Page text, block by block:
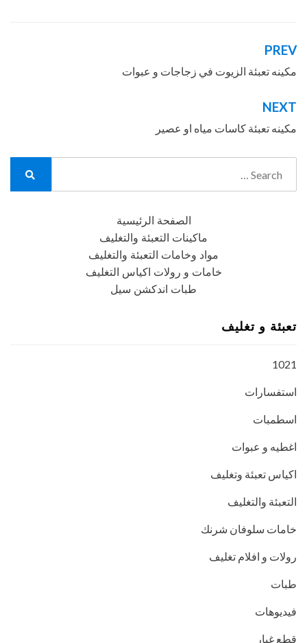
تصفّح
المقالات
PREV
مكينه تعبئة الزيوت في زجاجات و عبوات
NEXT
مكينه تعبئة كاسات مياه او عصير
الصفحة الرئيسية
ماكينات التعبئة والتغليف
مواد وخامات التعبئة والتغليف
خامات و رولات اكياس التغليف
طبات اندكشن سيل
تعبئة و تغليف
1021
استفسارات
اسطمبات
اغطيه و عبوات
اكياس تعبئة وتغليف
التعبئة والتغليف
خامات سلوفان شرنك
رولات و افلام تغليف
طبات
فيديوهات
قطع غيار